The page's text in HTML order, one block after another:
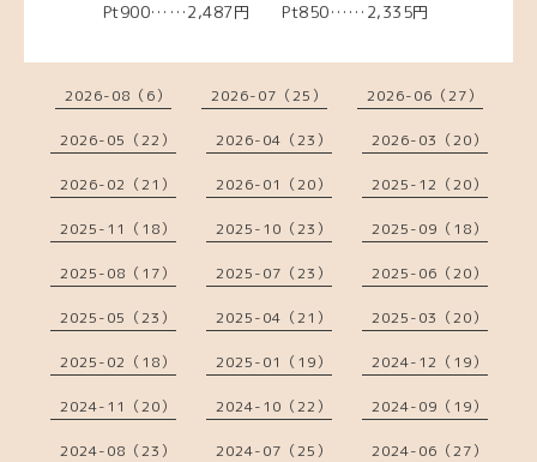
Pt900……2,487円 Pt850……2,335円
2026-08（6） 2026-07（25） 2026-06（27）
2026-05（22） 2026-04（23） 2026-03（20）
2026-02（21） 2026-01（20） 2025-12（20）
2025-11（18） 2025-10（23） 2025-09（18）
2025-08（17） 2025-07（23） 2025-06（20）
2025-05（23） 2025-04（21） 2025-03（20）
2025-02（18） 2025-01（19） 2024-12（19）
2024-11（20） 2024-10（22） 2024-09（19）
2024-08（23） 2024-07（25） 2024-06（27）